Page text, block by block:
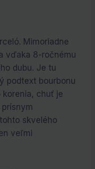
Mimoriadne
vďaka 8-ročnému
dubu. Je tu
podtext bourbonu
korenia, chuť je
skvelého
veľmi